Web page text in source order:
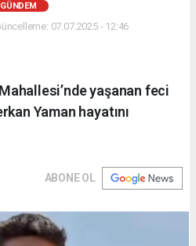
GÜNDEM
07.07.2025 - 12:46
yaşanan feci
Yaman hayatını
ABONE OL